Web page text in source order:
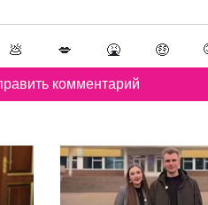
💩 💋 🤮 🤑